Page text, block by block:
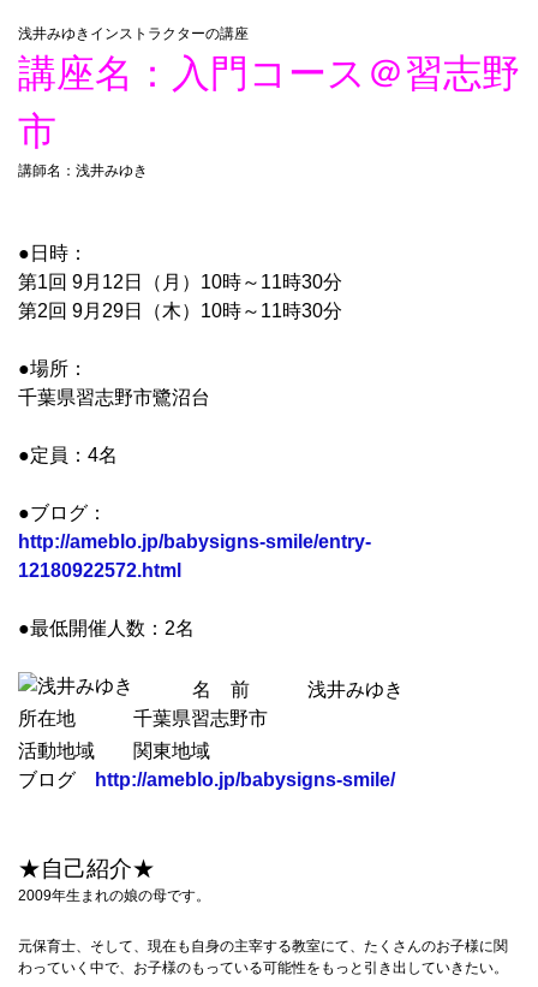
浅井みゆきインストラクターの講座
講座名：入門コース＠習志野
市
講師名：浅井みゆき
●日時：
第1回 9月12日（月）10時～11時30分
第2回 9月29日（木）10時～11時30分
●場所：
千葉県習志野市鷺沼台
●定員：4名
●ブログ：
http://ameblo.jp/babysigns-smile/entry-
12180922572.html
●最低開催人数：2名
名 前 浅井みゆき
所在地 千葉県習志野市
活動地域 関東地域
ブログ
http://ameblo.jp/babysigns-smile/
★自己紹介★
2009年生まれの娘の母です。
元保育士、そして、現在も自身の主宰する教室にて、たくさんのお子様に関
わっていく中で、お子様のもっている可能性をもっと引き出していきたい。